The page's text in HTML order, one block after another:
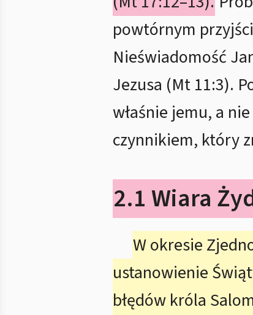
powtórnym
Nieświadomość
Jezusa (Mt 11:3).
właśnie jemu, a
czynnikiem, który
2.1 Wiara
W okresie
ustanowienie
błędów króla